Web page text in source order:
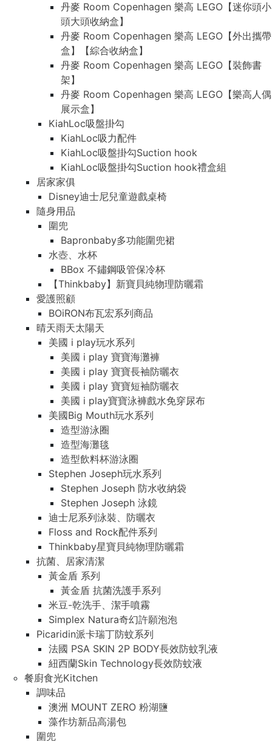
丹麥 Room Copenhagen 樂高 LEGO【迷你頭小
頭大頭收納盒】
丹麥 Room Copenhagen 樂高 LEGO【外出攜帶
盒】【綜合收納盒】
丹麥 Room Copenhagen 樂高 LEGO【裝飾書
架】
丹麥 Room Copenhagen 樂高 LEGO【樂高人偶
展示盒】
KiahLoc吸盤掛勾
KiahLoc吸力配件
KiahLoc吸盤掛勾Suction hook
KiahLoc吸盤掛勾Suction hook禮盒組
居家家俱
Disney迪士尼兒童遊戲桌椅
隨身用品
圍兜
Bapronbaby多功能圍兜裙
水壺、水杯
BBox 不鏽鋼吸管保冷杯
【Thinkbaby】新寶貝純物理防曬霜
愛護照顧
BOiRON布瓦宏系列商品
晴天雨天太陽天
美國 i play玩水系列
美國 i play 寶寶海灘褲
美國 i play 寶寶長袖防曬衣
美國 i play 寶寶短袖防曬衣
美國 i play寶寶泳褲戲水免穿尿布
美國Big Mouth玩水系列
造型游泳圈
造型海灘毯
造型飲料杯游泳圈
Stephen Joseph玩水系列
Stephen Joseph 防水收納袋
Stephen Joseph 泳鏡
迪士尼系列泳裝、防曬衣
Floss and Rock配件系列
Thinkbaby星寶貝純物理防曬霜
抗菌、居家清潔
黃金盾 系列
黃金盾 抗菌洗護手系列
米豆-乾洗手、潔手噴霧
Simplex Natura奇幻許願泡泡
Picaridin派卡瑞丁防蚊系列
法國 PSA SKIN 2P BODY長效防蚊乳液
紐西蘭Skin Technology長效防蚊液
餐廚食光Kitchen
調味品
澳洲 MOUNT ZERO 粉湖鹽
藻作坊新品高湯包
圍兜